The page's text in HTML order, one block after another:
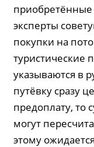
эксперты
покупки на
туристические
указываются в
путёвку сразу
предоплату, то
могут
этому